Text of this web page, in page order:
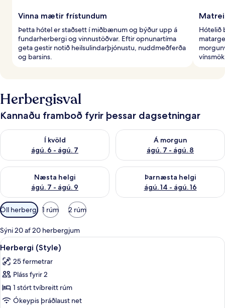
Vinna mætir frístundum
Þetta hótel er staðsett í miðbænum og býður upp á
fundarherbergi og vinnustöðvar. Eftir opnunartíma
geta gestir notið heilsulindarþjónustu, nuddmeðferða
og barsins.
Hótelið
Herbergisval
Kannaðu framboð fyrir þessar dagsetningar
Í kvöld
ágú. 6 - ágú. 7
Athuga framboð í kvöld ágú. 6 - ágú. 7
Á morgun
ágú. 7 - ágú. 8
Athuga framboð á morgun
Næsta helgi
ágú. 7 - ágú. 9
Athuga framboð næstu helgi ágú. 7 - ágú. 9
Þarnæsta helgi
ágú. 14 - ágú. 16
Athuga framboð þarnæstu
Síur
í
boði
fyrir
herbergi
Öll herbergi 1 rúm 2 rúm
Sýni 20 af 20 herbergjum
Skoða
allar
myndir
fyrir
Herbergi
(Style)
Herbergi (Style) | Míníbar,
10
Herbergi (Style)
25 fermetrar
Pláss fyrir 2
1 stórt tvíbreitt rúm
Ókeypis þráðlaust net